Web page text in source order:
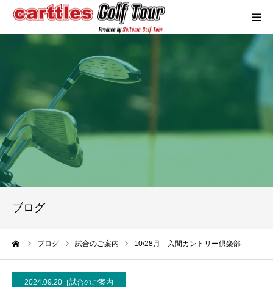
ブログ
ブログ 試合のご案内 10/28月 入間カントリー倶楽部
2024.09.20 試合のご案内
競技概要
年間スケジュール
試合報告